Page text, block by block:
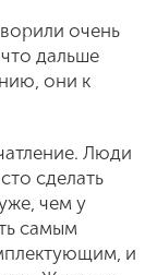
очень
дальше
они к
Люди
сделать
чем у
самым
и